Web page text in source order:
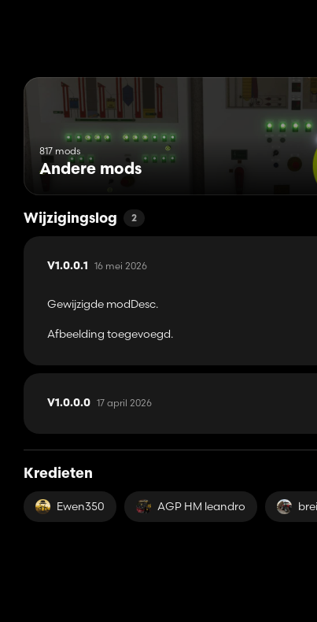
817 mods
Andere mods
Wijzigingslog 2
V1.0.0.1 16 mei 2026
Gewijzigde modDesc.
Afbeelding toegevoegd.
V1.0.0.0 17 april 2026
Kredieten
Ewen350 AGP HM leandro